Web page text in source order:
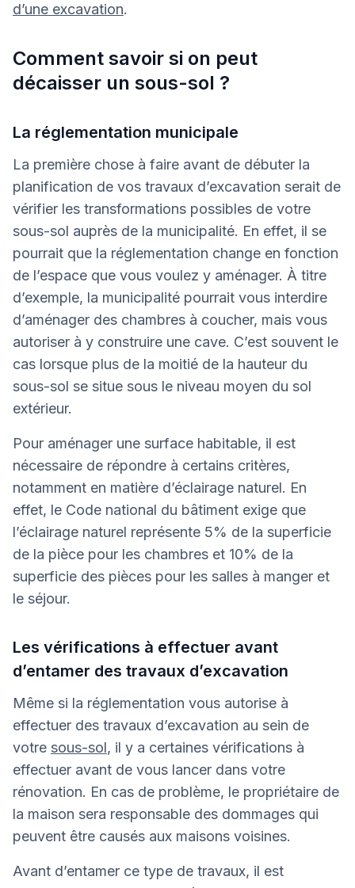
d’une excavation.
Comment savoir si on peut
décaisser un sous-sol ?
La réglementation municipale
La première chose à faire avant de débuter la
planification de vos travaux d’excavation serait de
vérifier les transformations possibles de votre
sous-sol auprès de la municipalité. En effet, il se
pourrait que la réglementation change en fonction
de l’espace que vous voulez y aménager. À titre
d’exemple, la municipalité pourrait vous interdire
d’aménager des chambres à coucher, mais vous
autoriser à y construire une cave. C’est souvent le
cas lorsque plus de la moitié de la hauteur du
sous-sol se situe sous le niveau moyen du sol
extérieur.
Pour aménager une surface habitable, il est
nécessaire de répondre à certains critères,
notamment en matière d’éclairage naturel. En
effet, le Code national du bâtiment exige que
l’éclairage naturel représente 5% de la superficie
de la pièce pour les chambres et 10% de la
superficie des pièces pour les salles à manger et
le séjour.
Les vérifications à effectuer avant
d’entamer des travaux d’excavation
Même si la réglementation vous autorise à
effectuer des travaux d’excavation au sein de
votre sous-sol, il y a certaines vérifications à
effectuer avant de vous lancer dans votre
rénovation. En cas de problème, le propriétaire de
la maison sera responsable des dommages qui
peuvent être causés aux maisons voisines.
Avant d’entamer ce type de travaux, il est